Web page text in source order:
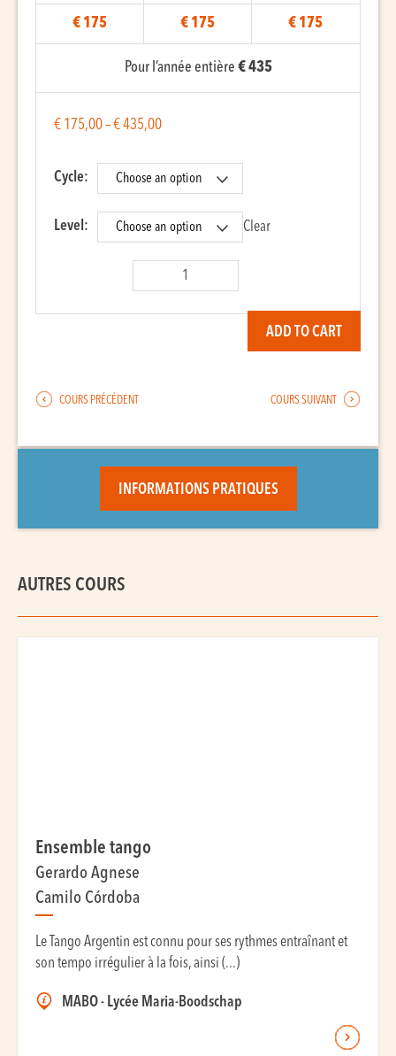
€ 175 € 175 € 175
Pour l’année entière € 435
€ 175,00–€435,00
Cycle:
Level: Clear
ADD TO CART
COURS PRÉCÉDENT COURS SUIVANT
INFORMATIONS PRATIQUES
AUTRES COURS
Ensemble tango
Gerardo Agnese
Camilo Córdoba
Le Tango Argentin est connu pour ses rythmes entraînant et
son tempo irrégulier à la fois, ainsi (...)
MABO - Lycée Maria-Boodschap